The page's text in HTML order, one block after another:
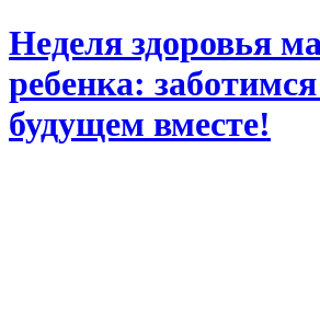
Неделя здоровья
ребенка:
будущем вместе!